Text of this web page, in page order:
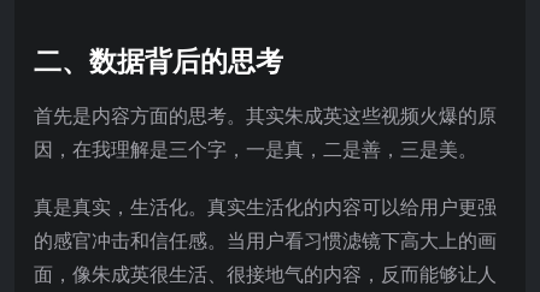
二、数据背后的思考
首先是内容方面的思考。其实朱成英这些视频火爆的原
因，在我理解是三个字，一是真，二是善，三是美。
真是真实，生活化。真实生活化的内容可以给用户更强
的感官冲击和信任感。当用户看习惯滤镜下高大上的画
面，像朱成英很生活、很接地气的内容，反而能够让人